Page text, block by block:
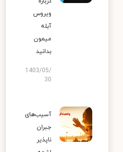
ویروس
آبله
میمون
بدانید
1403/05/
30
آسیب‌های
جبران
ناپذیر